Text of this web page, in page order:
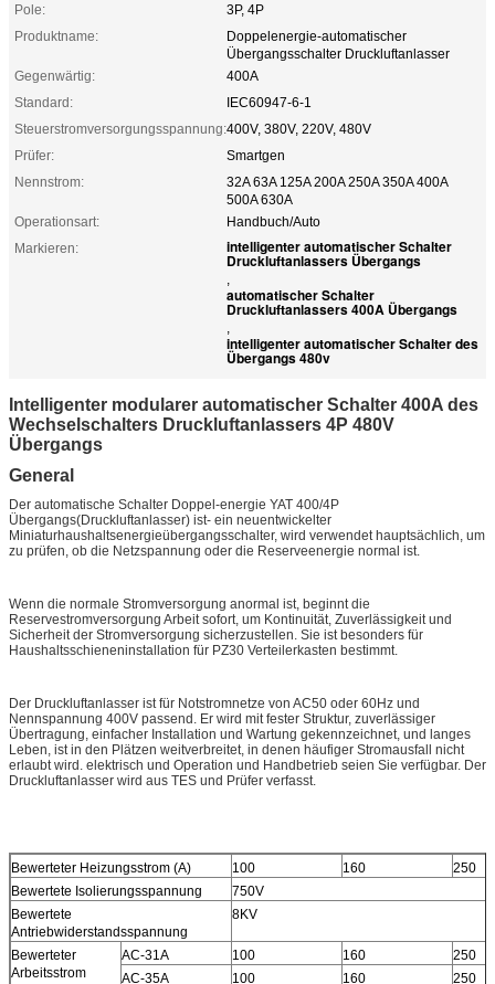
Pole:
3P, 4P
Produktname:
Doppelenergie-automatischer
Übergangsschalter Druckluftanlasser
Gegenwärtig:
400A
Standard:
IEC60947-6-1
Steuerstromversorgungsspannung:400V, 380V, 220V, 480V
Prüfer:
Smartgen
Nennstrom:
32A 63A 125A 200A 250A 350A 400A
500A 630A
Operationsart:
Handbuch/Auto
Markieren:
intelligenter automatischer Schalter
Druckluftanlassers Übergangs
,
automatischer Schalter
Druckluftanlassers 400A Übergangs
,
intelligenter automatischer Schalter des
Übergangs 480v
Intelligenter modularer automatischer Schalter 400A des
Wechselschalters Druckluftanlassers 4P 480V
Übergangs
General
Der automatische Schalter Doppel-energie YAT 400/4P
Übergangs(Druckluftanlasser) ist- ein neuentwickelter
Miniaturhaushaltsenergieübergangsschalter, wird verwendet hauptsächlich, um
zu prüfen, ob die Netzspannung oder die Reserveenergie normal ist.
Wenn die normale Stromversorgung anormal ist, beginnt die
Reservestromversorgung Arbeit sofort, um Kontinuität, Zuverlässigkeit und
Sicherheit der Stromversorgung sicherzustellen. Sie ist besonders für
Haushaltsschieneninstallation für PZ30 Verteilerkasten bestimmt.
Der Druckluftanlasser ist für Notstromnetze von AC50 oder 60Hz und
Nennspannung 400V passend. Er wird mit fester Struktur, zuverlässiger
Übertragung, einfacher Installation und Wartung gekennzeichnet, und langes
Leben, ist in den Plätzen weitverbreitet, in denen häufiger Stromausfall nicht
erlaubt wird. elektrisch und Operation und Handbetrieb seien Sie verfügbar. Der
Druckluftanlasser wird aus TES und Prüfer verfasst.
Bewerteter Heizungsstrom (A) 100 160
250
Bewertete Isolierungsspannung
750V
Bewertete
Antriebwiderstandsspannung
8KV
Bewerteter
Arbeitsstrom
AC-31A 100 160
250
AC-35A
100 160
250